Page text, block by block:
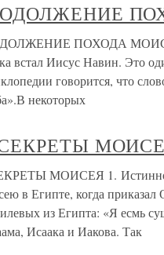
ПОХОДА МОИСЕЯ
встал Иисус Навин. Это
говорится, что
некоторых
МОИСЕЯ 1. Истинное
в Египте, когда приказал
из Египта: «Я есмь
Исаака и Иакова. Так